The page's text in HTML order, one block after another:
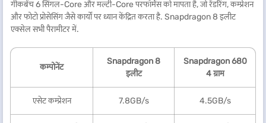
गीकबेंच 6 सिंगल-Core और मल्टी-Core परफॉर्मेंस को मापता है, जो रेंडरिंग, कम्प्रेशन
और फोटो प्रोसेसिंग जैसे कार्यों पर ध्यान केंद्रित करता है. Snapdragon 8 इलीट
एक्सेल सभी पैरामीटर में.
कम्पोनेंट
Snapdragon 8
इलीट
Snapdragon 680
4 ग्राम
एसेट कम्प्रेशन 7.8GB/s 4.5GB/s